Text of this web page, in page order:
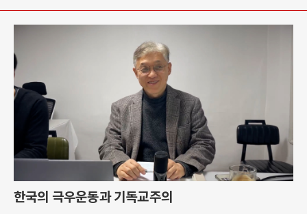
한국의 극우운동과 기독교주의